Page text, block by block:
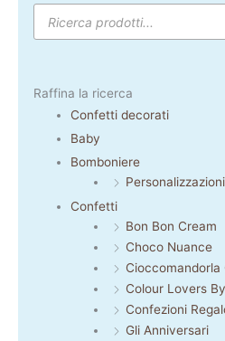
Products
search
Raffina la ricerca
Confetti decorati
Baby
Bomboniere
Personalizzazioni
Confetti
Bon Bon Cream
Choco Nuance
Cioccomandorla
Colour Lovers
Confezioni
Gli Anniversari